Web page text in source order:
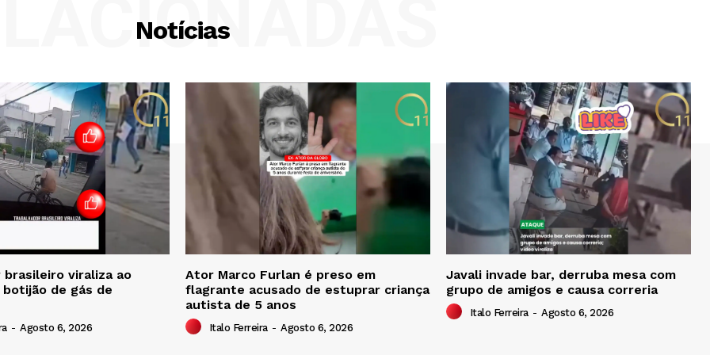
Notícias
brasileiro viraliza ao
de gás de
- Agosto 6, 2026
Ator Marco Furlan é preso em
flagrante acusado de estuprar criança
autista de 5 anos
Italo Ferreira - Agosto 6, 2026
Javali invade bar, derruba mesa com
grupo de amigos e causa correria
Italo Ferreira - Agosto 6, 2026